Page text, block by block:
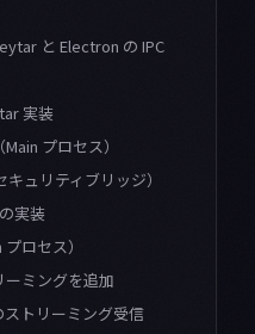
と Electron の IPC
実装
プロセス）
ュリティブリッジ）
実装
ロセス）
ーミングを追加
トリーミング受信